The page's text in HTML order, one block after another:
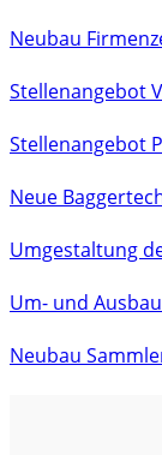
Neubau
Stellenangebot
Stellenangebot
Neue
Umgestaltung
Um- und
Neubau